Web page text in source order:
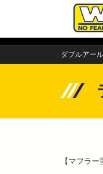
ダブルアー
【マフラ